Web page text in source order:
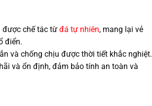
được chế tác từ đá tự nhiên, mang lại vẻ
điển.
và chống chịu được thời tiết khắc nghiệt.
và ổn định, đảm bảo tính an toàn và